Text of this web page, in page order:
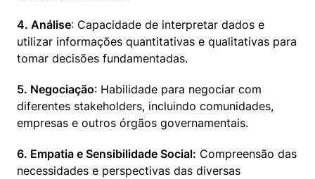
4. Análise: Capacidade de interpretar dados e
utilizar informações quantitativas e qualitativas para
tomar decisões fundamentadas.
5. Negociação: Habilidade para negociar com
diferentes stakeholders, incluindo comunidades,
empresas e outros órgãos governamentais.
6. Empatia e Sensibilidade Social: Compreensão das
necessidades e perspectivas das diversas